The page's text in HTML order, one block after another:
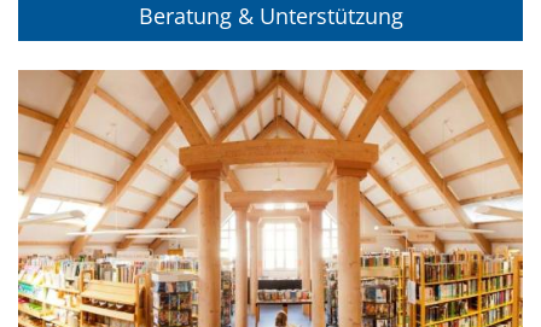
Beratung & Unterstützung